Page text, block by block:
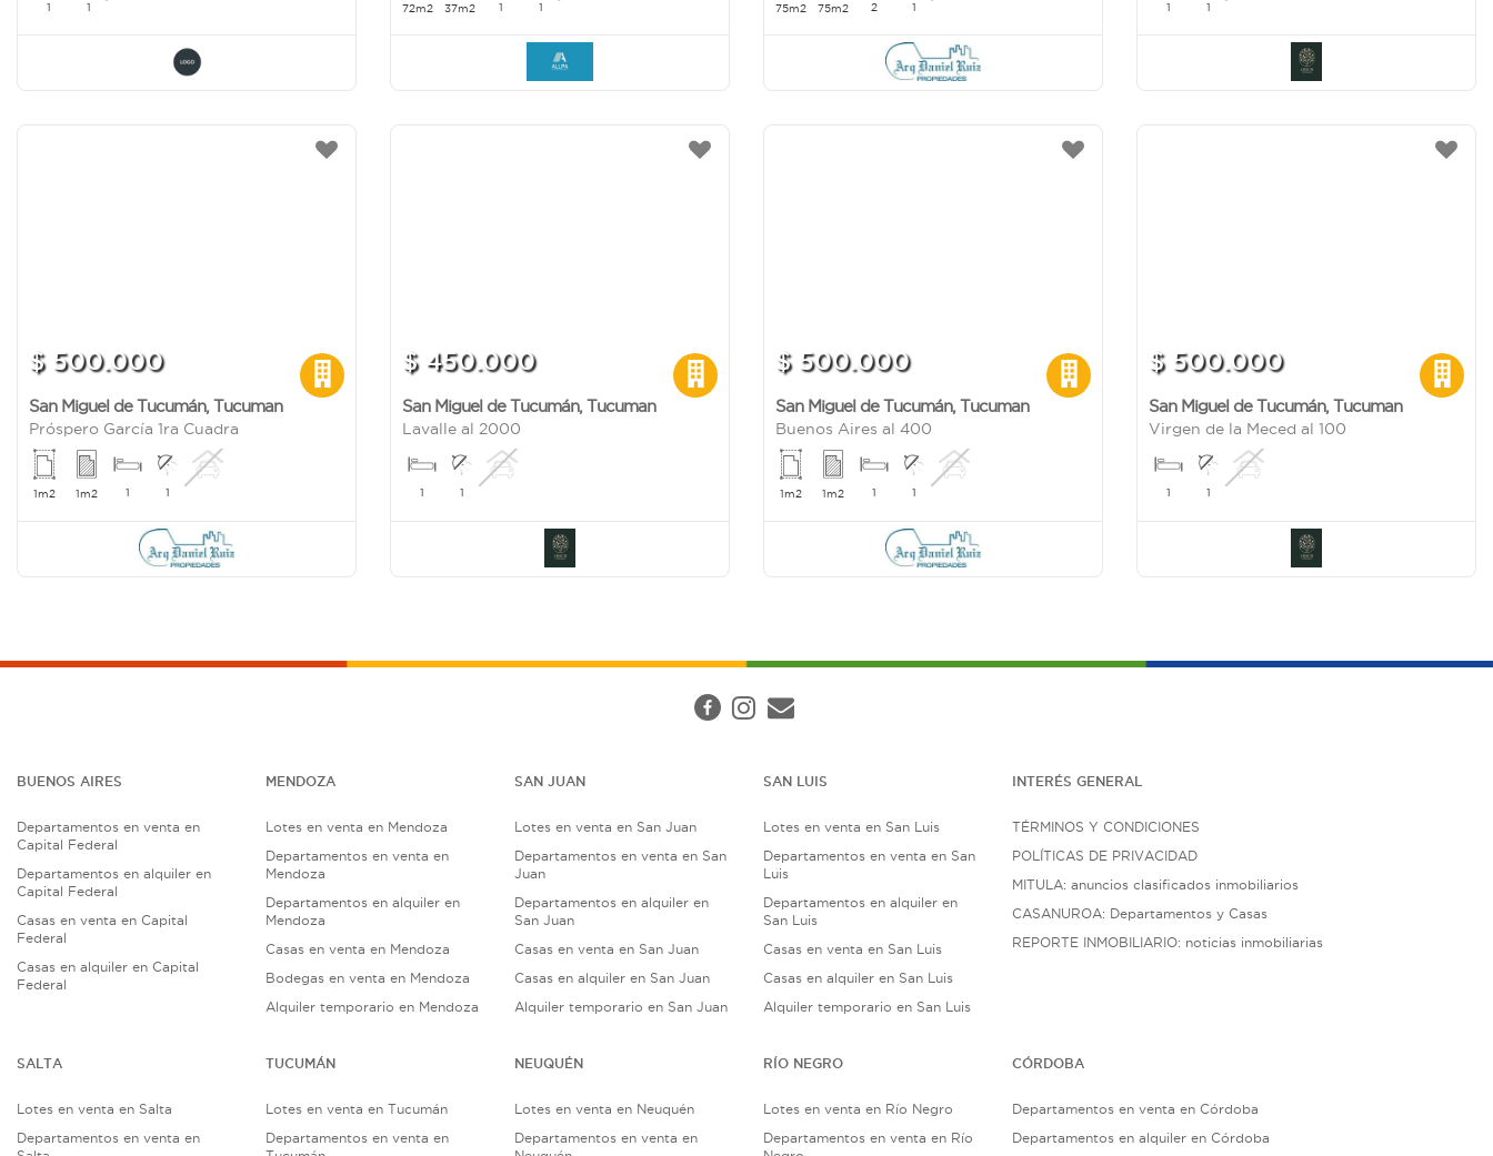
1 1 72m2 37m2 1 1 75m2 75m2 2 1 1 1
$ 500.000
San Miguel de Tucumán, Tucuman
Próspero García 1ra Cuadra
1m2 1m2 1 1
$ 450.000
San Miguel de Tucumán, Tucuman
Lavalle al 2000
1 1
$ 500.000
San Miguel de Tucumán, Tucuman
Buenos Aires al 400
1m2 1m2 1 1
$ 500.000
San Miguel de Tucumán, Tucuman
Virgen de la Meced al 100
1 1
BUENOS AIRES
Departamentos en venta en
Capital Federal
Departamentos en alquiler en
Capital Federal
Casas en venta en Capital
Federal
Casas en alquiler en Capital
Federal
MENDOZA
Lotes en venta en Mendoza
Departamentos en venta en
Mendoza
Departamentos en alquiler en
Mendoza
Casas en venta en Mendoza
Bodegas en venta en Mendoza
Alquiler temporario en Mendoza
SAN JUAN
Lotes en venta en San Juan
Departamentos en venta en San
Juan
Departamentos en alquiler en
San Juan
Casas en venta en San Juan
Casas en alquiler en San Juan
Alquiler temporario en San Juan
SAN LUIS
Lotes en venta en San Luis
Departamentos en venta en San
Luis
Departamentos en alquiler en
San Luis
Casas en venta en San Luis
Casas en alquiler en San Luis
Alquiler temporario en San Luis
INTERÉS GENERAL
TÉRMINOS Y CONDICIONES
POLÍTICAS DE PRIVACIDAD
MITULA: anuncios clasificados inmobiliarios
CASANUROA: Departamentos y Casas
REPORTE INMOBILIARIO: noticias inmobiliarias
SALTA
Lotes en venta en Salta
Departamentos en venta en
TUCUMÁN
Lotes en venta en Tucumán
Departamentos en venta en
NEUQUÉN
Lotes en venta en Neuquén
Departamentos en venta en
RÍO NEGRO
Lotes en venta en Río Negro
Departamentos en venta en Río
CÓRDOBA
Departamentos en venta en Córdoba
Departamentos en alquiler en Córdoba